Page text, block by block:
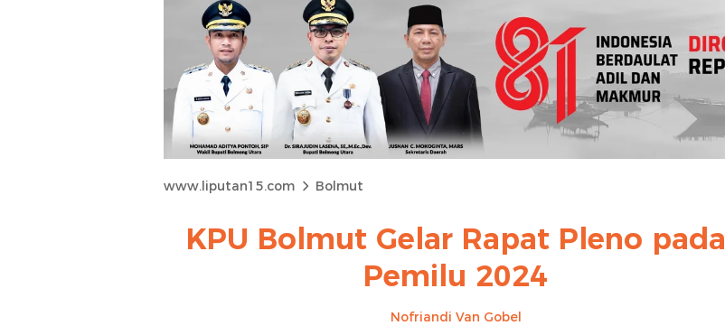
www.liputan15.com Bolmut
KPU Bolmut Gelar Rapat Pleno pada
Pemilu 2024
Nofriandi Van Gobel